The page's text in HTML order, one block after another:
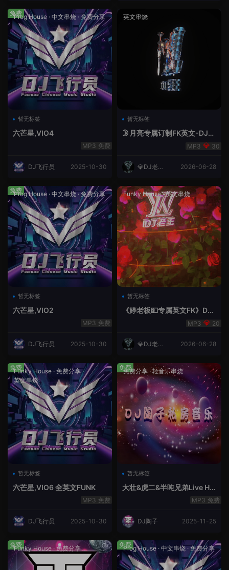
Prog House · 中文串烧·免费分享
暂无标签
六芒星,VIO4
免费
DJ飞行员 2025-10-30
免费 英文串烧
暂无标签
🌛月亮专属订制FK英文-DJ老
30
💎DJ老王
2026-06-28
Prog House · 中文串烧·免费分享
暂无标签
六芒星,VIO2
免费
DJ飞行员 2025-10-30
免费 Funky House·英文串烧
暂无标签
《婷老板💵专属英文FK》DJ
20
💎DJ老王
2026-06-28
Funky House · 免费分享·
英文串烧
暂无标签
六芒星,VIO6 全英文FUNK
免费
DJ飞行员 2025-10-30
免费 免费分享 ·轻音乐串烧
暂无标签
大壮&虎二&半吨兄弟Live Ho
免费
DJ陶子 2025-11-25
免费
Funky House·免费分享
免费 Prog House · 中文串烧·免费分享
免费